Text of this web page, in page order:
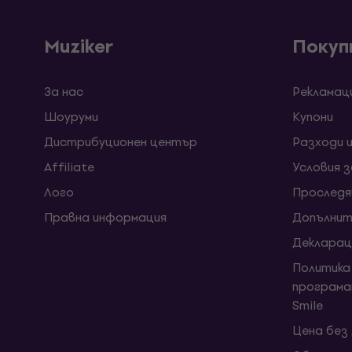
Muziker
За нас
Шоуруми
Дистрибуционен център
Affiliate
Лого
Правна информация
Kупони
Разходи
Условия
Smile
Цена